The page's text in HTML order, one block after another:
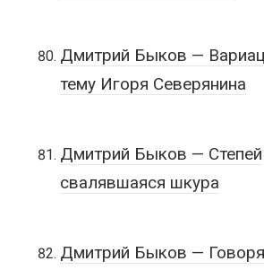
Дмитрий Быков —
тему Игоря Северянина
Дмитрий Быков — Степей
свалявшаяся шкура
Дмитрий Быков —